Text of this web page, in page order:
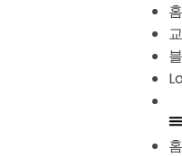
홈
홈